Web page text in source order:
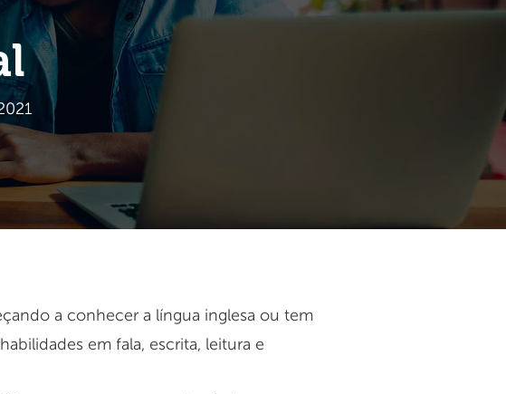
a conhecer a língua inglesa ou tem
em fala, escrita, leitura e